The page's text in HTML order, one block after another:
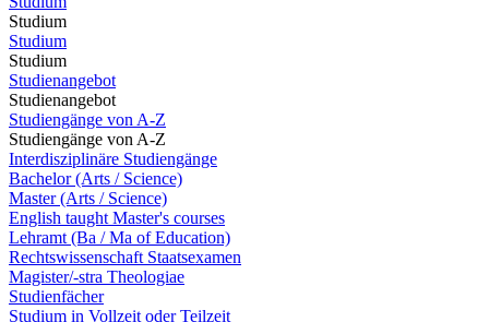
Studium
Studium
Studium
Studienangebot
Studienangebot
Studiengänge von A-Z
Studiengänge von A-Z
Interdisziplinäre Studiengänge
Bachelor (Arts / Science)
Master (Arts / Science)
English taught Master's courses
Lehramt (Ba / Ma of Education)
Rechtswissenschaft Staatsexamen
Magister/-stra Theologiae
Studienfächer
Studium in Vollzeit oder Teilzeit